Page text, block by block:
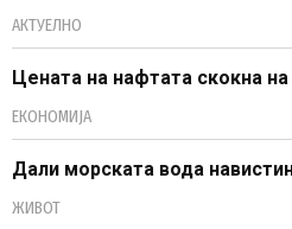
АКТУЕЛНО
Цената на нафтата скокна
ЕКОНОМИЈА
Дали морската вода
ЖИВОТ